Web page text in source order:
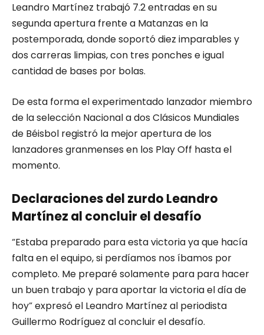
Leandro Martínez trabajó 7.2 entradas en su
segunda apertura frente a Matanzas en la
postemporada, donde soportó diez imparables y
dos carreras limpias, con tres ponches e igual
cantidad de bases por bolas.
De esta forma el experimentado lanzador miembro
de la selección Nacional a dos Clásicos Mundiales
de Béisbol registró la mejor apertura de los
lanzadores granmenses en los Play Off hasta el
momento.
Declaraciones del zurdo Leandro
Martínez al concluir el desafío
“Estaba preparado para esta victoria ya que hacía
falta en el equipo, si perdíamos nos íbamos por
completo. Me preparé solamente para para hacer
un buen trabajo y para aportar la victoria el día de
hoy” expresó el Leandro Martínez al periodista
Guillermo Rodríguez al concluir el desafío.